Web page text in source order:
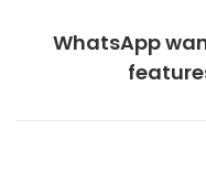
WhatsApp